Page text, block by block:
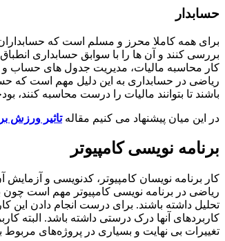
حسابدار
برای همه کاملا محرز و مسلم است که
بررسی کنند و آن ها را با سوابق حسابداری
کار محاسبه مالیات، مدیریت جدول های حساب
ریاضی در حسابداری به این دلیل مهم است که
باشند تا بتوانند مالیات را درست محاسبه کنند،
در این میان پیشنهاد می کنیم مقالهتاثیر ورزش
برنامه نویسی کامپیوتر
کار برنامه نویسان کامپیوتر، کدنویسی و
ریاضی در برنامه نویسی کامپیوتر مهم است چون
تحلیل داشته باشند. برای درست انجام دادن این
کاربردهای آنها درک درستی داشته باشد. البته
تغییرات بی نهایت و بسیاری در پروژه‌های مربوط